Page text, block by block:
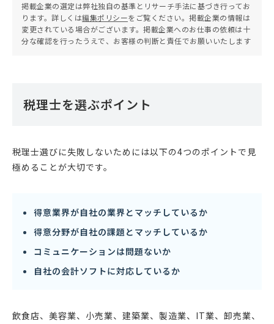
掲載企業の選定は弊社独自の基準とリサーチ手法に基づき行ってお
ります。詳しくは編集ポリシーをご覧ください。掲載企業の情報は
変更されている場合がございます。掲載企業へのお仕事の依頼は十
分な確認を行ったうえで、お客様の判断と責任でお願いいたします
税理士を選ぶポイント
税理士選びに失敗しないためには以下の4つのポイントで見
極めることが大切です。
得意業界が自社の業界とマッチしているか
得意分野が自社の課題とマッチしているか
コミュニケーションは問題ないか
自社の会計ソフトに対応しているか
飲食店、美容業、小売業、建築業、製造業、IT業、卸売業、